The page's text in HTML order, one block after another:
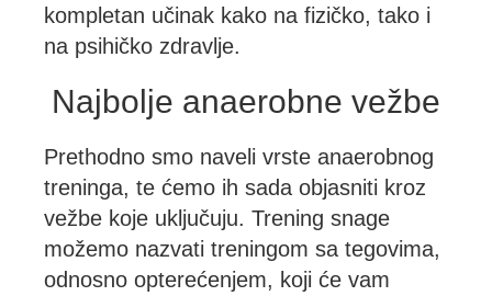
kompletan učinak kako na fizičko, tako i
na psihičko zdravlje.
Najbolje anaerobne vežbe
Prethodno smo naveli vrste anaerobnog
treninga, te ćemo ih sada objasniti kroz
vežbe koje uključuju. Trening snage
možemo nazvati treningom sa tegovima,
odnosno opterećenjem, koji će vam